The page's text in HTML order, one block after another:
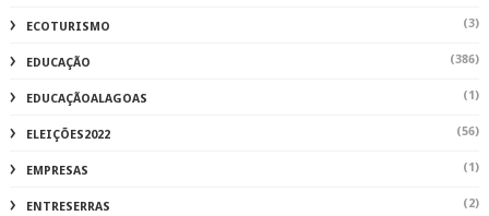
ECOTURISMO (3)
EDUCAÇÃO (386)
EDUCAÇÃOALAGOAS (1)
ELEIÇÕES2022 (56)
EMPRESAS (1)
ENTRESERRAS (2)